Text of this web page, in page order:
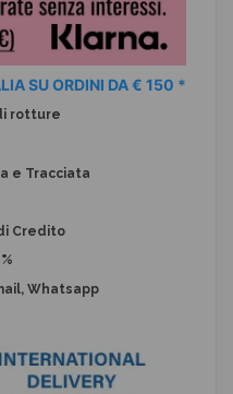
SU ORDINI DA € 150 *
rotture
e Tracciata
Credito
Whatsapp